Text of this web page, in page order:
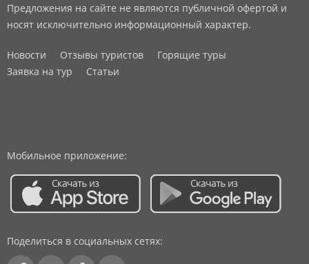
Предложения на сайте не являются публичной офертой и
носят исключительно информационный характер.
Новости Отзывы туристов
Горящие туры
Заявка на тур
Статьи
Мобильное приложение:
Поделиться в социальных сетях: